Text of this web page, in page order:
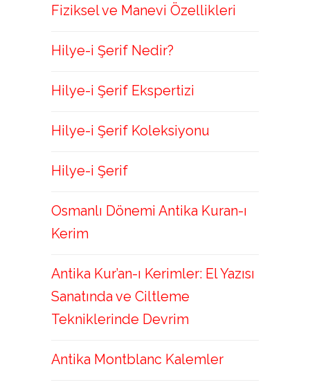
Fiziksel ve Manevi Özellikleri
Hilye-i Şerif Nedir?
Hilye-i Şerif Ekspertizi
Hilye-i Şerif Koleksiyonu
Hilye-i Şerif
Osmanlı Dönemi Antika Kuran-ı
Kerim
Antika Kur’an-ı Kerimler: El Yazısı
Sanatında ve Ciltleme
Tekniklerinde Devrim
Antika Montblanc Kalemler